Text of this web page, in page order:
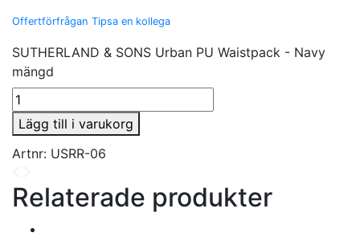
Offertförfrågan Tipsa en kollega
SUTHERLAND & SONS Urban PU Waistpack - Navy
mängd
Lägg till i varukorg
Artnr: USRR-06
Relaterade produkter